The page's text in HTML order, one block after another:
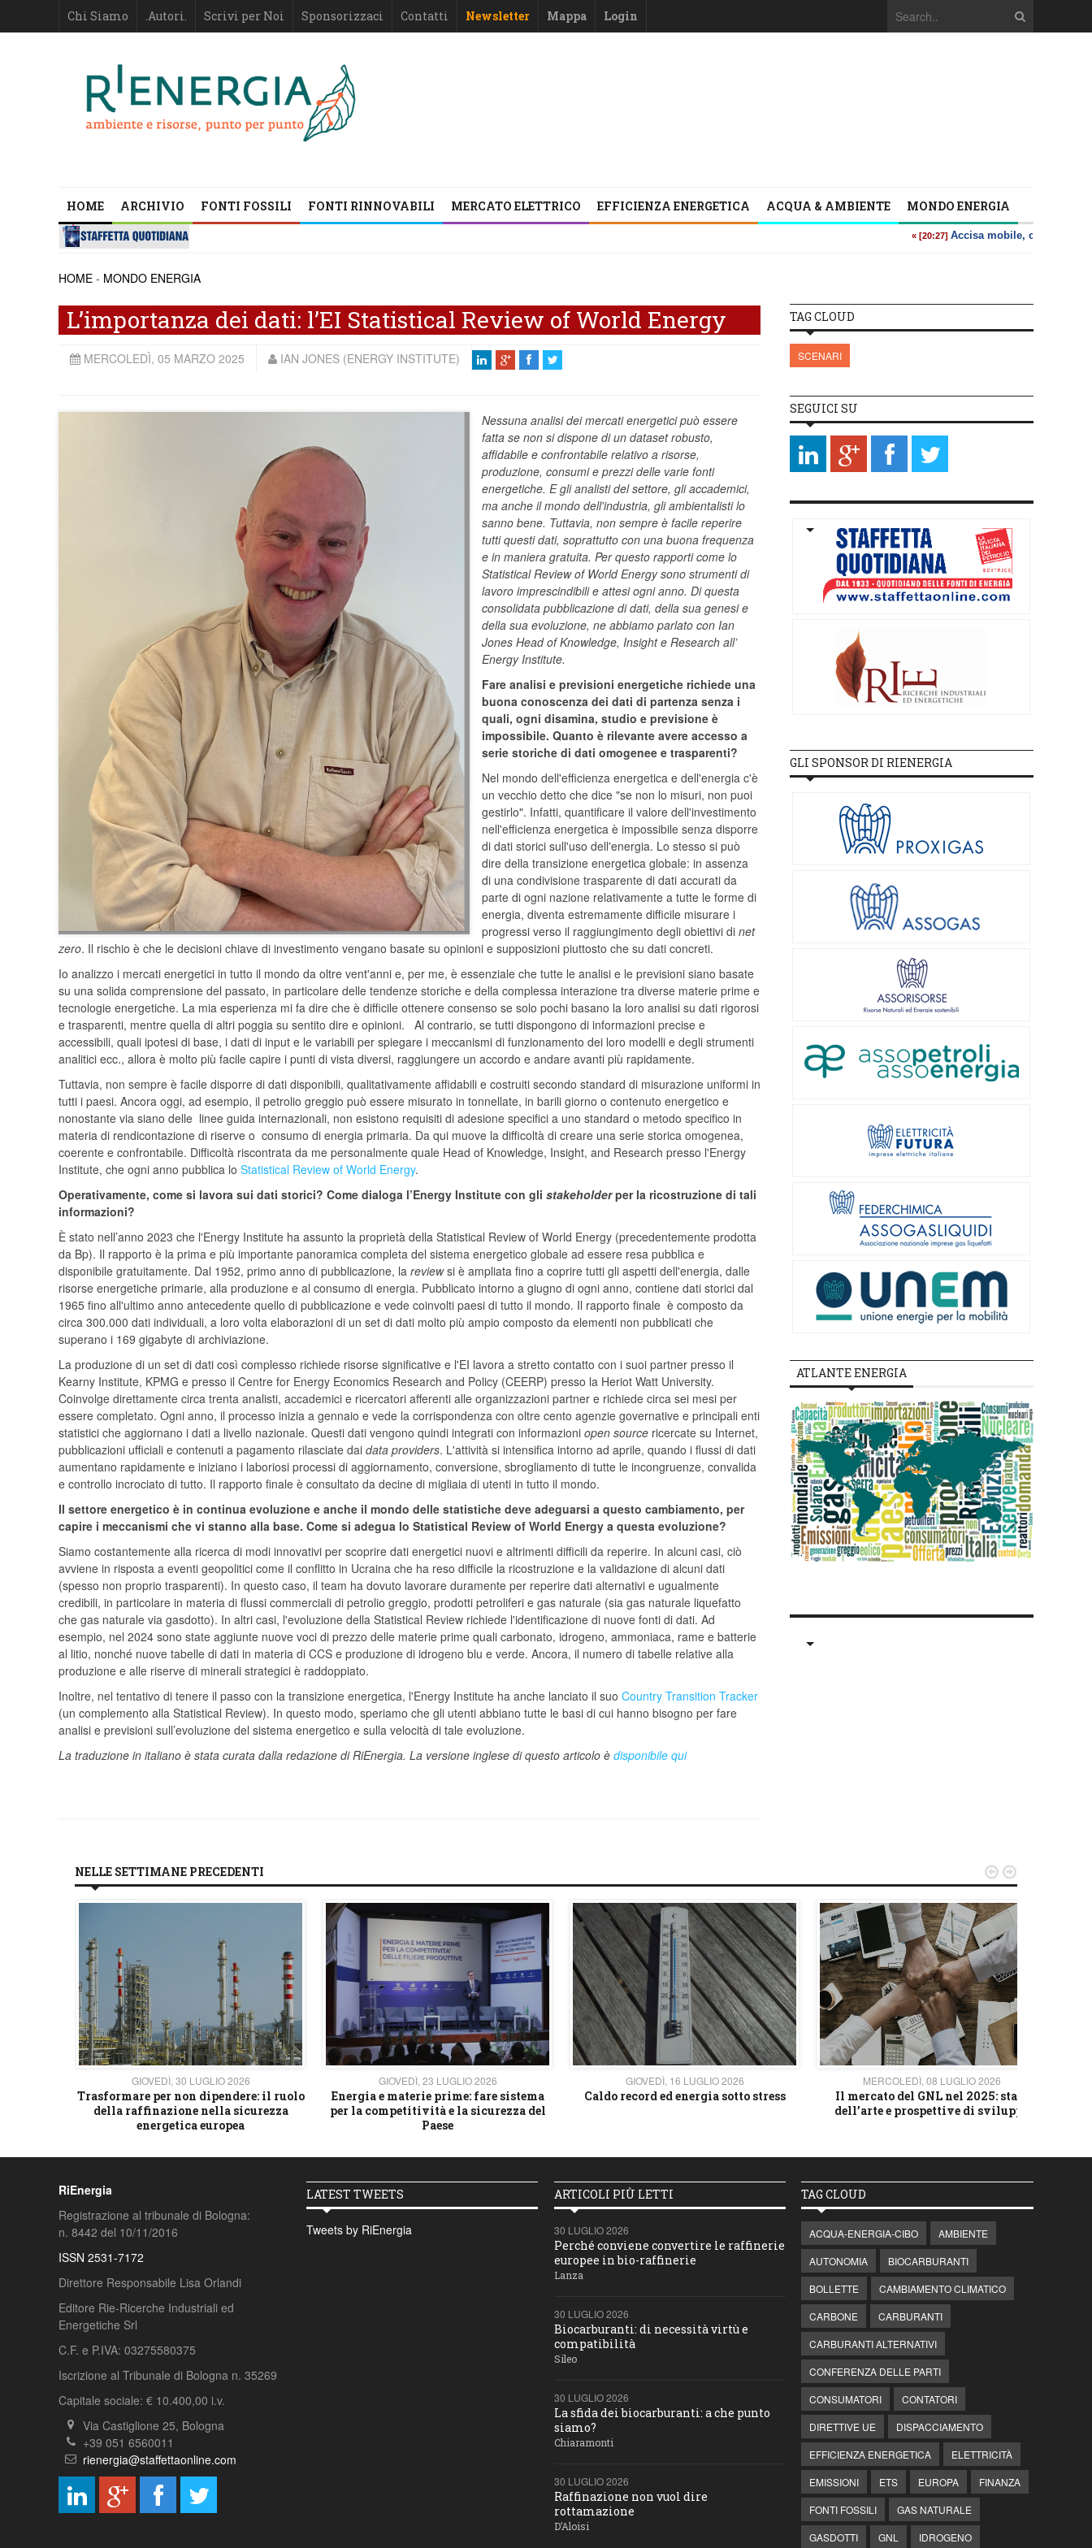
Chi Siamo .Autori. Scrivi per Noi Sponsorizzaci Contatti Newsletter Mappa Login
HOME ARCHIVIO FONTI FOSSILI FONTI RINNOVABILI MERCATO ELETTRICO EFFICIENZA ENERGETICA ACQUA & AMBIENTE MONDO ENERGIA
HOME - MONDO ENERGIA
L’importanza dei dati: l’EI Statistical Review of World Energy
MERCOLEDÌ, 05 MARZO 2025 IAN JONES (ENERGY INSTITUTE)
Nessuna analisi dei mercati energetici può essere
fatta se non si dispone di un dataset robusto,
affidabile e confrontabile relativo a risorse,
produzione, consumi e prezzi delle varie fonti
energetiche. E gli analisti del settore, gli accademici,
ma anche il mondo dell'industria, gli ambientalisti lo
sanno bene. Tuttavia, non sempre è facile reperire
tutti questi dati, soprattutto con una buona frequenza
e in maniera gratuita. Per questo rapporti come lo
Statistical Review of World Energy sono strumenti di
lavoro imprescindibili e attesi ogni anno. Di questa
consolidata pubblicazione di dati, della sua genesi e
della sua evoluzione, ne abbiamo parlato con Ian
Jones Head of Knowledge, Insight e Research all’
Energy Institute.
Fare analisi e previsioni energetiche richiede una
buona conoscenza dei dati di partenza senza i
quali, ogni disamina, studio e previsione è
impossibile. Quanto è rilevante avere accesso a
serie storiche di dati omogenee e trasparenti?
Nel mondo dell'efficienza energetica e dell'energia c'è
un vecchio detto che dice "se non lo misuri, non puoi
gestirlo". Infatti, quantificare il valore dell'investimento
nell'efficienza energetica è impossibile senza disporre
di dati storici sull'uso dell'energia. Lo stesso si può
dire della transizione energetica globale: in assenza
di una condivisione trasparente di dati accurati da
parte di ogni nazione relativamente a tutte le forme di
energia, diventa estremamente difficile misurare i
progressi verso il raggiungimento degli obiettivi dinet
zero. Il rischio è che le decisioni chiave di investimento vengano basate su opinioni e supposizioni piuttosto che su dati concreti.
Io analizzo i mercati energetici in tutto il mondo da oltre vent'anni e, per me, è essenziale che tutte le analisi e le previsioni siano basate
su una solida comprensione del passato, in particolare delle tendenze storiche e della complessa interazione tra diverse materie prime e
tecnologie energetiche. La mia esperienza mi fa dire che è difficile ottenere consenso se solo pochi basano la loro analisi su dati rigorosi
e trasparenti, mentre quella di altri poggia su sentito dire e opinioni. Al contrario, se tutti dispongono di informazioni precise e
accessibili, quali ipotesi di base, i dati di input e le variabili per spiegare i meccanismi di funzionamento dei loro modelli e degli strumenti
analitici ecc., allora è molto più facile capire i punti di vista diversi, raggiungere un accordo e andare avanti più rapidamente.
Tuttavia, non sempre è facile disporre di dati disponibili, qualitativamente affidabili e costruiti secondo standard di misurazione uniformi in
tutti i paesi. Ancora oggi, ad esempio, il petrolio greggio può essere misurato in tonnellate, in barili giorno o contenuto energetico e
nonostante via siano delle linee guida internazionali, non esistono requisiti di adesione specifici a uno standard o metodo specifico in
materia di rendicontazione di riserve o consumo di energia primaria. Da qui muove la difficoltà di creare una serie storica omogenea,
coerente e confrontabile. Difficoltà riscontrata da me personalmente quale Head of Knowledge, Insight, and Research presso l'Energy
Institute, che ogni anno pubblica lo Statistical Review of World Energy.
Operativamente, come si lavora sui dati storici? Come dialoga l’Energy Institute con gli stakeholderper la ricostruzione di tali
informazioni?
È stato nell’anno 2023 che l'Energy Institute ha assunto la proprietà della Statistical Review of World Energy (precedentemente prodotta
da Bp). Il rapporto è la prima e più importante panoramica completa del sistema energetico globale ad essere resa pubblica e
disponibile gratuitamente. Dal 1952, primo anno di pubblicazione, la reviewsi è ampliata fino a coprire tutti gli aspetti dell'energia, dalle
risorse energetiche primarie, alla produzione e al consumo di energia. Pubblicato intorno a giugno di ogni anno, contiene dati storici dal
1965 fino all'ultimo anno antecedente quello di pubblicazione e vede coinvolti paesi di tutto il mondo. Il rapporto finale è composto da
circa 300.000 dati individuali, a loro volta elaborazioni di un set di dati molto più ampio composto da elementi non pubblicati che
superano i 169 gigabyte di archiviazione.
La produzione di un set di dati così complesso richiede risorse significative e l'EI lavora a stretto contatto con i suoi partner presso il
Kearny Institute, KPMG e presso il Centre for Energy Economics Research and Policy (CEERP) presso la Heriot Watt University.
Coinvolge direttamente circa trenta analisti, accademici e ricercatori afferenti alle organizzazioni partner e richiede circa sei mesi per
essere completato. Ogni anno, il processo inizia a gennaio e vede la corrispondenza con oltre cento agenzie governative e principali enti
statistici che aggiornano i dati a livello nazionale. Questi dati vengono quindi integrati con informazioni open source ricercate su Internet,
pubblicazioni ufficiali e contenuti a pagamento rilasciate dai data providers. L'attività si intensifica intorno ad aprile, quando i flussi di dati
aumentano rapidamente e iniziano i laboriosi processi di aggiornamento, conversione, sbrogliamento di tutte le incongruenze, convalida
e controllo incrociato di tutto. Il rapporto finale è consultato da decine di migliaia di utenti in tutto il mondo.
Il settore energetico è in continua evoluzione e anche il mondo delle statistiche deve adeguarsi a questo cambiamento, per
capire i meccanismi che vi stanno alla base. Come si adegua lo Statistical Review of World Energy a questa evoluzione?
Siamo costantemente alla ricerca di modi innovativi per scoprire dati energetici nuovi e altrimenti difficili da reperire. In alcuni casi, ciò
avviene in risposta a eventi geopolitici come il conflitto in Ucraina che ha reso difficile la ricostruzione e la validazione di alcuni dati
(spesso non proprio trasparenti). In questo caso, il team ha dovuto lavorare duramente per reperire dati alternativi e ugualmente
credibili, in particolare in materia di flussi commerciali di petrolio greggio, prodotti petroliferi e gas naturale (sia gas naturale liquefatto
che gas naturale via gasdotto). In altri casi, l'evoluzione della Statistical Review richiede l'identificazione di nuove fonti di dati. Ad
esempio, nel 2024 sono state aggiunte nuove voci di prezzo delle materie prime quali carbonato, idrogeno, ammoniaca, rame e batterie
al litio, nonché nuove tabelle di dati in materia di CCS e produzione di idrogeno blu e verde. Ancora, il numero di tabelle relative alla
produzione e alle riserve di minerali strategici è raddoppiato.
Inoltre, nel tentativo di tenere il passo con la transizione energetica, l'Energy Institute ha anche lanciato il suo Country Transition Tracker
(un complemento alla Statistical Review). In questo modo, speriamo che gli utenti abbiano tutte le basi di cui hanno bisogno per fare
analisi e previsioni sull’evoluzione del sistema energetico e sulla velocità di tale evoluzione.
La traduzione in italiano è stata curata dalla redazione di RiEnergia. La versione inglese di questo articolo è disponibile qui
TAG CLOUD
SCENARI
SEGUICI SU
GLI SPONSOR DI RIENERGIA
ATLANTE ENERGIA
NELLE SETTIMANE PRECEDENTI
GIOVEDÌ, 30 LUGLIO 2026
Trasformare per non dipendere: il ruolo
della raffinazione nella sicurezza
energetica europea
GIOVEDÌ, 23 LUGLIO 2026
Energia e materie prime: fare sistema
per la competitività e la sicurezza del
Paese
GIOVEDÌ, 16 LUGLIO 2026
Caldo record ed energia sotto stress
MERCOLEDÌ, 08 LUGLIO 2026
Il mercato del GNL nel 2025: stato
dell’arte e prospettive di sviluppo
 
RiEnergia
Registrazione al tribunale di Bologna:
n. 8442 del 10/11/2016
ISSN 2531-7172
Direttore Responsabile Lisa Orlandi
Editore Rie-Ricerche Industriali ed
Energetiche Srl
C.F. e P.IVA: 03275580375
Iscrizione al Tribunale di Bologna n. 35269
Capitale sociale: € 10.400,00 i.v.
Via Castiglione 25, Bologna
+39 051 6560011
rienergia@staffettaonline.com
LATEST TWEETS
Tweets by RiEnergia
ARTICOLI PIÙ LETTI
30 LUGLIO 2026
Perché conviene convertire le raffinerie
europee in bio-raffinerie
Lanza
30 LUGLIO 2026
Biocarburanti: di necessità virtù e
compatibilità
Sileo
30 LUGLIO 2026
La sfida dei biocarburanti: a che punto
siamo?
Chiaramonti
30 LUGLIO 2026
Raffinazione non vuol dire
rottamazione
D’Aloisi
TAG CLOUD
ACQUA-ENERGIA-CIBO
AMBIENTE
AUTONOMIA
BIOCARBURANTI
BOLLETTE
CAMBIAMENTO CLIMATICO
CARBONE
CARBURANTI
CARBURANTI ALTERNATIVI
CONFERENZA DELLE PARTI
CONSUMATORI
CONTATORI
DIRETTIVE UE
DISPACCIAMENTO
EFFICIENZA ENERGETICA
ELETTRICITÀ
EMISSIONI
ETS EUROPA
FINANZA
FONTI FOSSILI
GAS NATURALE
GASDOTTI
GNL IDROGENO